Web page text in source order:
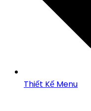
Thiết Kế Menu